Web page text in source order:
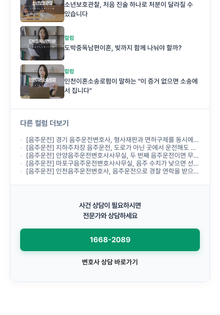
소년보호관찰, 처음 진술 하나로 처분이 달라질 수
있습니다
컬럼
도박중독남편이혼, 빚까지 함께 나눠야 할까?
컬럼
인천이혼소송로펌이 말하는 "이 증거 없으면 소송에
서 집니다"
다른 컬럼 더보기
[음주운전] 경기 음주운전변호사, 형사재판과 면허구제를 동시에 진행할 수 있나요?
[음주운전] 지하주차장 음주운전, 도로가 아닌 곳에서 운전해도 처벌받나요?
[음주운전] 안양음주운전변호사사무실, 두 번째 음주운전이면 무조건 실형인가요?
[음주운전] 마포구음주운전변호사사무실, 음주 수치가 낮으면 선처받을 수 있나요?
[음주운전] 인천음주운전변호사, 음주운전으로 경찰 연락을 받으면 바로 상담해야 하나요?
사건 상담이 필요하시면
전문가와 상담하세요
1668-2089
변호사 상담 바로가기